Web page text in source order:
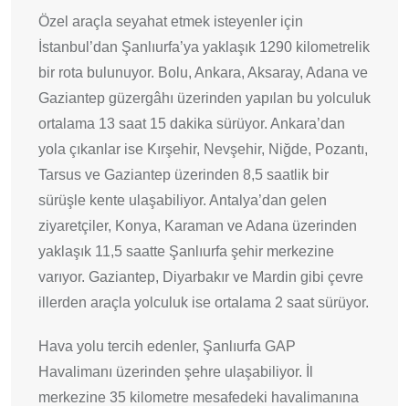
Özel araçla seyahat etmek isteyenler için
İstanbul’dan Şanlıurfa’ya yaklaşık 1290 kilometrelik
bir rota bulunuyor. Bolu, Ankara, Aksaray, Adana ve
Gaziantep güzergâhı üzerinden yapılan bu yolculuk
ortalama 13 saat 15 dakika sürüyor. Ankara’dan
yola çıkanlar ise Kırşehir, Nevşehir, Niğde, Pozantı,
Tarsus ve Gaziantep üzerinden 8,5 saatlik bir
sürüşle kente ulaşabiliyor. Antalya’dan gelen
ziyaretçiler, Konya, Karaman ve Adana üzerinden
yaklaşık 11,5 saatte Şanlıurfa şehir merkezine
varıyor. Gaziantep, Diyarbakır ve Mardin gibi çevre
illerden araçla yolculuk ise ortalama 2 saat sürüyor.
Hava yolu tercih edenler, Şanlıurfa GAP
Havalimanı üzerinden şehre ulaşabiliyor. İl
merkezine 35 kilometre mesafedeki havalimanına